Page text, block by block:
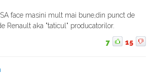
face masini mult mai bune,din punct de
Renault aka "taticul" producatorilor.
7 15